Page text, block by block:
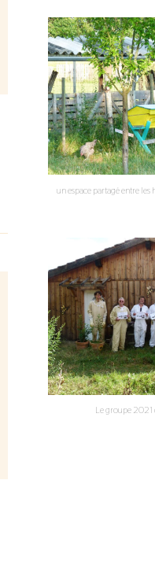
un espace partagé entre
Le groupe 2021